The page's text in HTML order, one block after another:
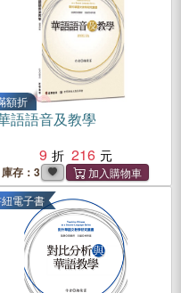
額折
語語音及教學
9
216
庫存：3
電子書